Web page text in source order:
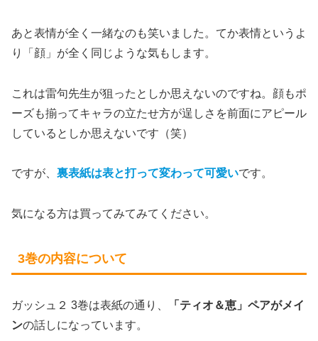
あと表情が全く一緒なのも笑いました。てか表情というよ
り「顔」が全く同じような気もします。
これは雷句先生が狙ったとしか思えないのですね。顔もポ
ーズも揃ってキャラの立たせ方が逞しさを前面にアピール
しているとしか思えないです（笑）
ですが、 裏表紙は表と打って変わって可愛いです。
気になる方は買ってみてみてください。
3巻の内容について
ガッシュ２ 3巻は表紙の通り、
「ティオ＆恵」ペアがメイ
ンの話しになっています。